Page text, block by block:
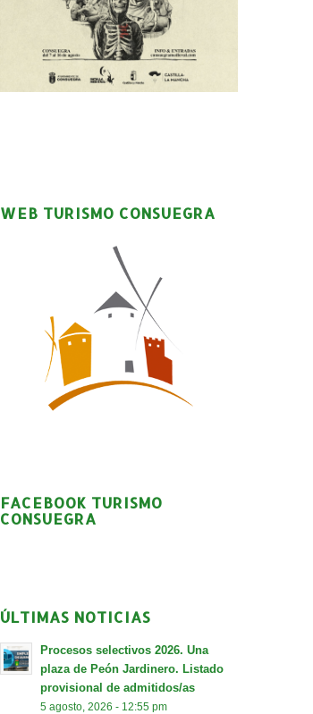
WEB TURISMO CONSUEGRA
FACEBOOK TURISMO
CONSUEGRA
ÚLTIMAS NOTICIAS
Procesos selectivos 2026. Una
plaza de Peón Jardinero. Listado
provisional de admitidos/as
5 agosto, 2026 - 12:55 pm